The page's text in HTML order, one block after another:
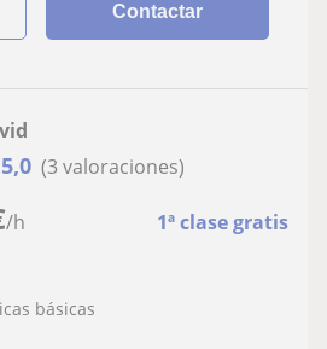
Contactar
/h 1ª clase gratis
5,0 (3 valoraciones)
básicas